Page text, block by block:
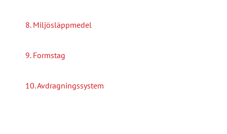
8. Miljösläppmedel
9. Formstag
10. Avdragningssystem